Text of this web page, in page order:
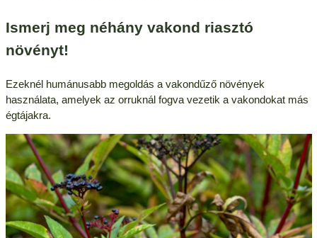
Ismerj meg néhány vakond riasztó
növényt!
Ezeknél humánusabb megoldás a vakondűző növények
használata, amelyek az orruknál fogva vezetik a vakondokat más
égtájakra.